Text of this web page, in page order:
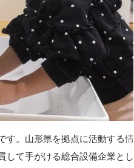
す。山形県を拠点に活動する
て手がける総合設備企業と